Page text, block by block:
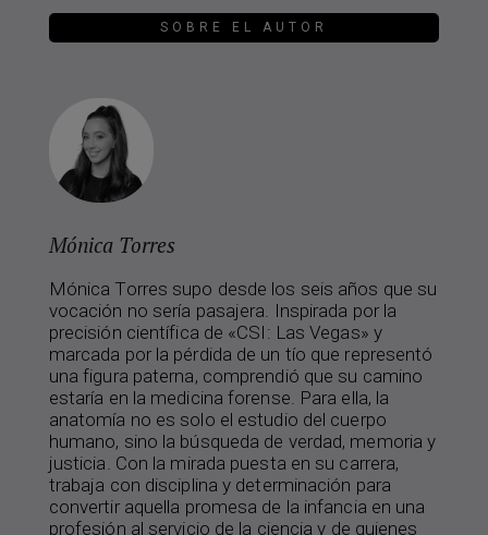
SOBRE EL AUTOR
Mónica Torres
Mónica Torres supo desde los seis años que su
vocación no sería pasajera. Inspirada por la
precisión científica de «CSI: Las Vegas» y
marcada por la pérdida de un tío que representó
una figura paterna, comprendió que su camino
estaría en la medicina forense. Para ella, la
anatomía no es solo el estudio del cuerpo
humano, sino la búsqueda de verdad, memoria y
justicia. Con la mirada puesta en su carrera,
trabaja con disciplina y determinación para
convertir aquella promesa de la infancia en una
profesión al servicio de la ciencia y de quienes